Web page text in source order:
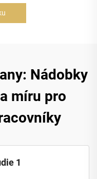
Nádobky
míru pro
1